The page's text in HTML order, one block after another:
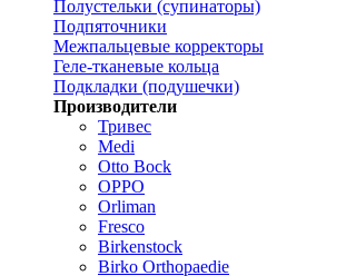
Полустельки (супинаторы)
Подпяточники
Межпальцевые корректоры
Геле-тканевые кольца
Подкладки (подушечки)
Производители
Тривес
Medi
Otto Bock
OPPO
Orliman
Fresco
Birkenstock
Birko Orthopaedie